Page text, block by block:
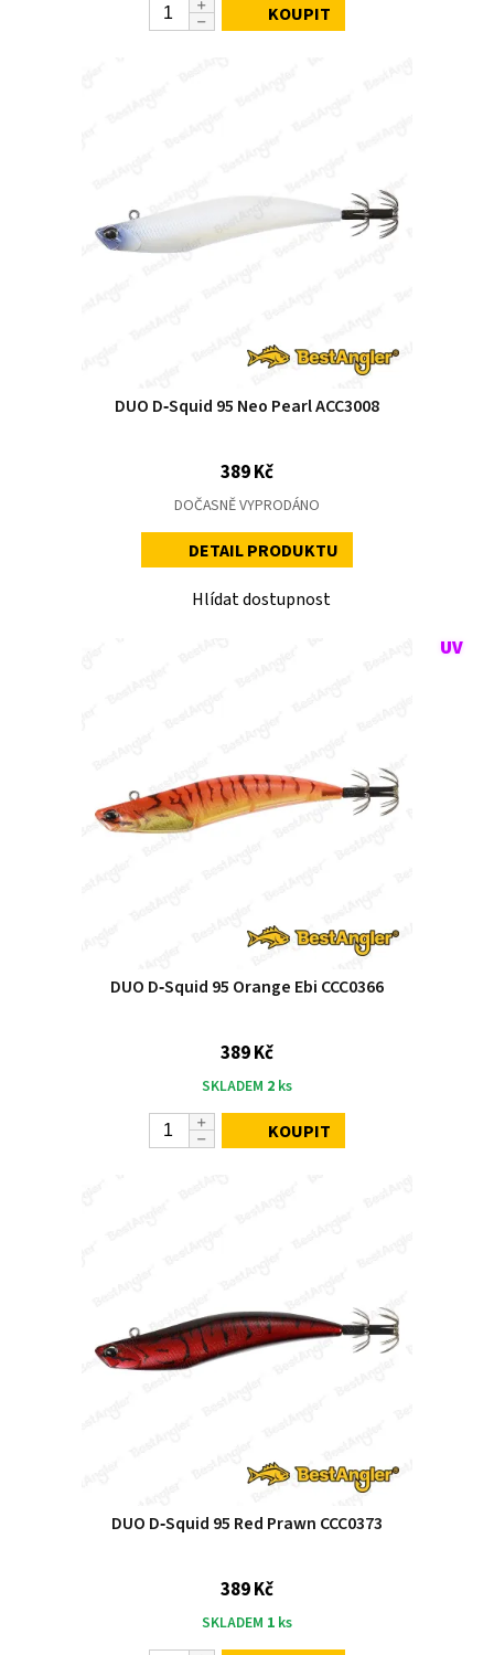
KOUPIT
DUO D‑Squid 95 Neo Pearl ACC3008
389 Kč
DOČASNĚ VYPRODÁNO
DETAIL PRODUKTU
Hlídat dostupnost
DUO D‑Squid 95 Orange Ebi CCC0366
389 Kč
SKLADEM 2 ks
KOUPIT
DUO D‑Squid 95 Red Prawn CCC0373
389 Kč
SKLADEM 1 ks